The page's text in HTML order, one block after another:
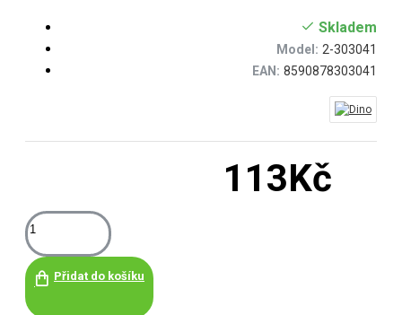
113Kč
Skladem
Model: 2-303041
EAN: 8590878303041
Přidat do košíku